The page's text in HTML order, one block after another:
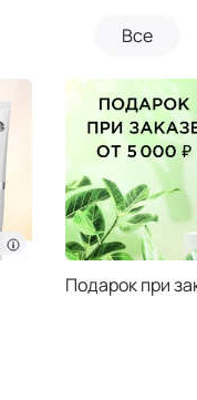
Все
Подарок при